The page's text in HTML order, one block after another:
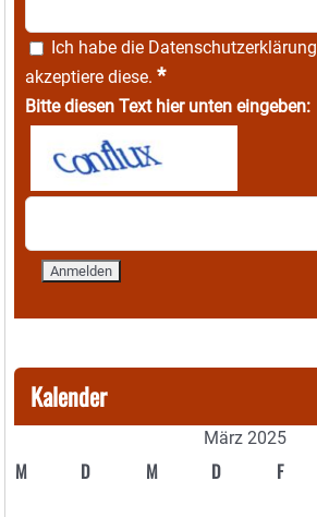
Ich habe die Datenschutzerklärung
akzeptiere diese. *
Bitte diesen Text hier unten eingeben:
Kalender
März 2025
M D M D F